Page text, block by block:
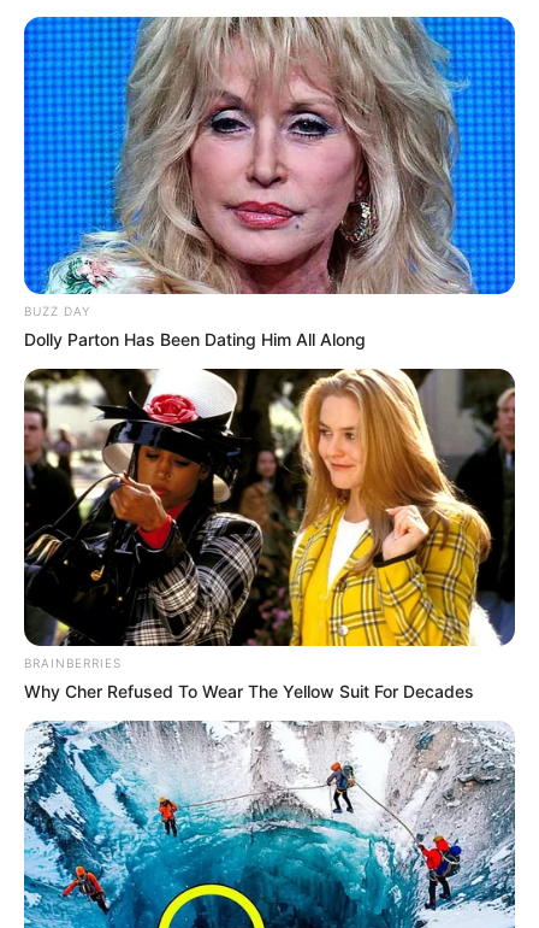
BUZZ DAY
Dolly Parton Has Been Dating Him All Along
BRAINBERRIES
Why Cher Refused To Wear The Yellow Suit For Decades